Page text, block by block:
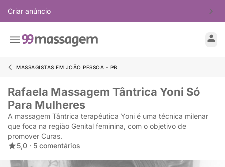
Criar anúncio
MASSAGISTAS EM JOÃO PESSOA - PB
Rafaela Massagem Tântrica Yoni Só
Para Mulheres
A massagem Tântrica terapêutica Yoni é uma técnica milenar
que foca na região Genital feminina, com o objetivo de
promover Curas.
5,0 · 5 comentários